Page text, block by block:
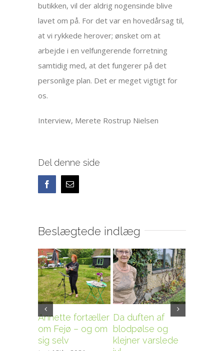
butikken, vil der aldrig nogensinde blive
lavet om på. For det var en hovedårsag til,
at vi rykkede herover; ønsket om at
arbejde i en velfungerende forretning
samtidig med, at det fungerer på det
personlige plan. Det er meget vigtigt for
os.
Interview, Merete Rostrup Nielsen
Del denne side
Facebook
E-
mail
Beslægtede indlæg
Annette fortæller
om Fejø – og om
sig selv
Da duften af
blodpølse og
klejner varslede